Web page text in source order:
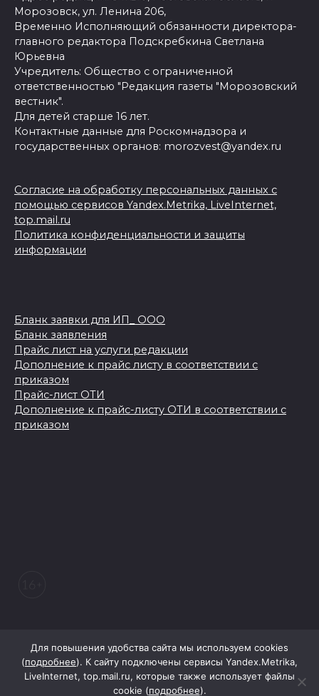
Морозовск, ул. Ленина 206,
Временно Исполняющий обязанности директора-
главного редактора Подскребкина Светлана
Юрьевна
Учредитель: Общество с ограниченной
ответственностью "Редакция газеты "Морозовский
вестник".
Для детей старше 16 лет.
Контактные данные для Роскомнадзора и
государственных органов: morozvest@yandex.ru
Согласие на обработку персональных данных с
помощью сервисов Yandex.Metrika, LiveInternet,
top.mail.ru
Политика конфиденциальности и защиты
информации
Бланк заявки для ИП_ ООО
Бланк заявления
Прайс лист на услуги редакции
Дополнение к прайс листу в соответствии с
приказом
Прайс-лист ОТИ
Дополнение к прайс-листу ОТИ в соответствии с
приказом
При поддержке Правительства Ростовской области
Для повышения удобства сайта мы используем cookies
(подробнее). К сайту подключены сервисы Yandex.Metrika,
LiveInternet, top.mail.ru, которые также использует файлы
cookie (подробнее).